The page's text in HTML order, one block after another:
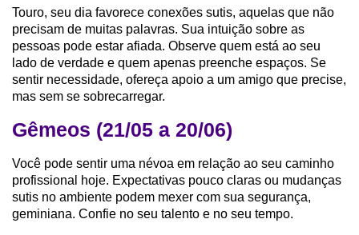
Touro, seu dia favorece conexões sutis, aquelas que não
precisam de muitas palavras. Sua intuição sobre as
pessoas pode estar afiada. Observe quem está ao seu
lado de verdade e quem apenas preenche espaços. Se
sentir necessidade, ofereça apoio a um amigo que precise,
mas sem se sobrecarregar.
Gêmeos (21/05 a 20/06)
Você pode sentir uma névoa em relação ao seu caminho
profissional hoje. Expectativas pouco claras ou mudanças
sutis no ambiente podem mexer com sua segurança,
geminiana. Confie no seu talento e no seu tempo.